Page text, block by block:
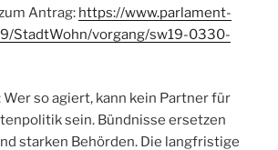
Antrag: https://www.parlament-
StadtWohn/vorgang/sw19-0330-
Wer so agiert, kann kein Partner für
sein. Bündnisse ersetzen
starken Behörden. Die langfristige